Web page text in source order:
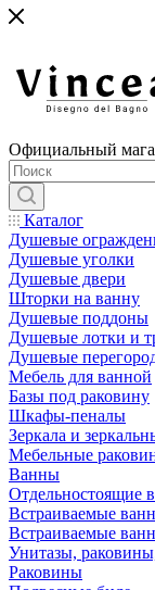
Официальный
Каталог
Душевые
Душевые уголки
Душевые двери
Шторки на ванну
Душевые поддоны
Душевые лотки и
Душевые
Мебель для ванной
Базы под раковину
Шкафы-пеналы
Зеркала и
Мебельные
Ванны
Отдельностоящие
Встраиваемые
Встраиваемые
Унитазы,
Раковины